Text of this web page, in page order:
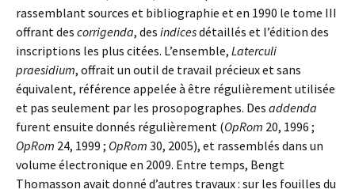
rassemblant sources et bibliographie et en 1990 le tome III
offrant des corrigenda, des indicesdétaillés et l’édition des
inscriptions les plus citées. L’ensemble, Laterculi
praesidium, offrait un outil de travail précieux et sans
équivalent, référence appelée à être régulièrement utilisée
et pas seulement par les prosopographes. Des addenda
furent ensuite donnés régulièrement (OpRom 20, 1996 ;
OpRom 24, 1999 ; OpRom 30, 2005), et rassemblés dans un
volume électronique en 2009. Entre temps, Bengt
Thomasson avait donné d’autres travaux : sur les fouilles du